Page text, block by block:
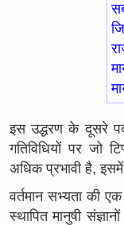
इस उद्धरण के दूसरे
गतिविधियों पर जो
अधिक प्रभावी है, इसमें
वर्तमान सभ्यता की
स्थापित मानुषी